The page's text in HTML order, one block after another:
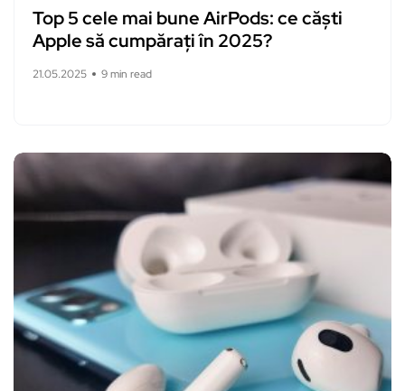
Top 5 cele mai bune AirPods: ce căști
Apple să cumpărați în 2025?
21.05.2025 9 min read